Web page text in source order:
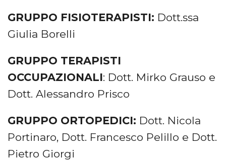
GRUPPO FISIOTERAPISTI: Dott.ssa
Giulia Borelli
GRUPPO TERAPISTI
OCCUPAZIONALI: Dott. Mirko Grauso e
Dott. Alessandro Prisco
GRUPPO ORTOPEDICI: Dott. Nicola
Portinaro, Dott. Francesco Pelillo e Dott.
Pietro Giorgi